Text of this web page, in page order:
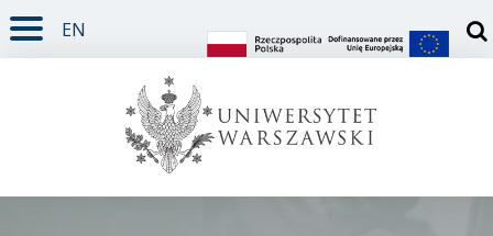
TREŚĆ STRONY
MENU GŁÓWNE
WYSZUKIWARKA
SOCIAL MEDIA
STOPKA STRONY
EN